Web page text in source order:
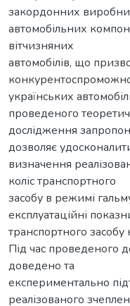
закордонних
автомобільних
вітчизняних
автомобілів, що
українських
проведеного
дослідження
дозволяє
визначення
коліс транспортного
засобу в режимі
експлуатаційні
транспортного засобу
Під час проведеного
доведено та
експериментально
реалізованого